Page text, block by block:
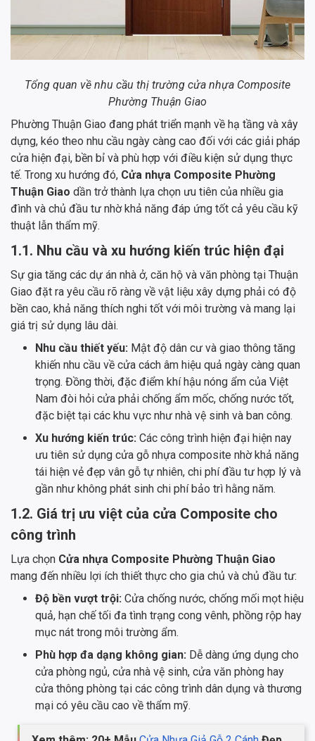
Tổng quan về nhu cầu thị trường cửa nhựa Composite
Phường Thuận Giao
Phường Thuận Giao đang phát triển mạnh về hạ tầng và xây
dựng, kéo theo nhu cầu ngày càng cao đối với các giải pháp
cửa hiện đại, bền bỉ và phù hợp với điều kiện sử dụng thực
tế. Trong xu hướng đó, Cửa nhựa Composite Phường
Thuận Giao dần trở thành lựa chọn ưu tiên của nhiều gia
đình và chủ đầu tư nhờ khả năng đáp ứng tốt cả yêu cầu kỹ
thuật lẫn thẩm mỹ.
1.1. Nhu cầu và xu hướng kiến trúc hiện đại
Sự gia tăng các dự án nhà ở, căn hộ và văn phòng tại Thuận
Giao đặt ra yêu cầu rõ ràng về vật liệu xây dựng phải có độ
bền cao, khả năng thích nghi tốt với môi trường và mang lại
giá trị sử dụng lâu dài.
Nhu cầu thiết yếu: Mật độ dân cư và giao thông tăng
khiến nhu cầu về cửa cách âm hiệu quả ngày càng quan
trọng. Đồng thời, đặc điểm khí hậu nóng ẩm của Việt
Nam đòi hỏi cửa phải chống ẩm mốc, chống nước tốt,
đặc biệt tại các khu vực như nhà vệ sinh và ban công.
Xu hướng kiến trúc: Các công trình hiện đại hiện nay
ưu tiên sử dụng cửa gỗ nhựa composite nhờ khả năng
tái hiện vẻ đẹp vân gỗ tự nhiên, chi phí đầu tư hợp lý và
gần như không phát sinh chi phí bảo trì hằng năm.
1.2. Giá trị ưu việt của cửa Composite cho
công trình
Lựa chọn Cửa nhựa Composite Phường Thuận Giao
mang đến nhiều lợi ích thiết thực cho gia chủ và chủ đầu tư:
Độ bền vượt trội: Cửa chống nước, chống mối mọt hiệu
quả, hạn chế tối đa tình trạng cong vênh, phồng rộp hay
mục nát trong môi trường ẩm.
Phù hợp đa dạng không gian: Dễ dàng ứng dụng cho
cửa phòng ngủ, cửa nhà vệ sinh, cửa văn phòng hay
cửa thông phòng tại các công trình dân dụng và thương
mại có yêu cầu cao về thẩm mỹ.